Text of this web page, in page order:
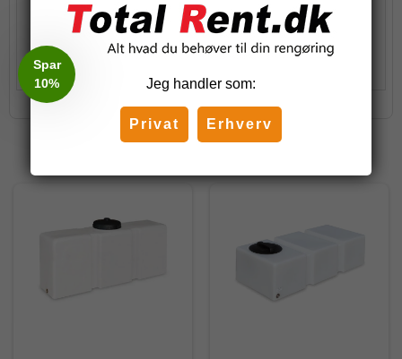
Køb
Relaterede produkter
Jeg handler som:
Privat Erhverv
Spar
10%